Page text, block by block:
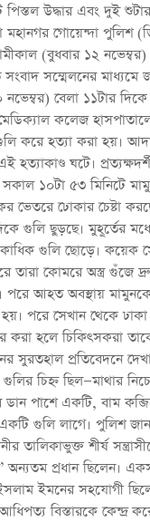
পিস্তল উদ্ধার এবং দুই
মহানগর গোয়েন্দা পুলিশ
(বুধবার ১২
সম্মেলনের মাধ্যমে
বেলা ১১টার দিকে
মেডিক্যাল কলেজ
করে হত্যা করা হয়।
হত্যাকাণ্ড ঘটে।
১০টা ৫৩ মিনিটে
ভেতরে ঢোকার চেষ্টা
গুলি ছুড়ছে। মুহূর্তের
গুলি ছোড়ে। কয়েক
তারা কোমরে অস্ত্র গুঁজে
পরে আহত অবস্থায়
হয়। পরে সেখান থেকে
করা হলে চিকিৎসকরা
সুরতহাল প্রতিবেদনে
চিহ্ন ছিল—মাথার
পাশে একটি, বাম
গুলি লাগে। পুলিশ
তালিকাভুক্ত শীর্ষ
অন্যতম প্রধান ছিলেন।
ইসলাম ইমনের সহযোগী
বিস্তারকে কেন্দ্র